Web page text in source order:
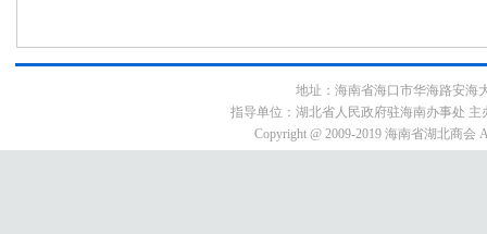
地址：海南省海口市华海路安海
指导单位：湖北省人民政府驻海南办事处
Copyright @ 2009-2019 海南省湖北商会